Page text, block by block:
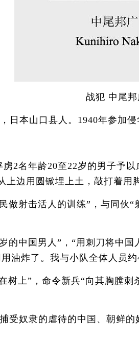
战犯 中尾邦
本山口县人。1940年参加侵
名年龄20至22岁的男子予以
边用圆锨埋上土，敲打着用
射击活人的训练”，与同伙
中国男人”，“用刺刀将中国
油炸了。我与小队全体人员约
上”，命令新兵“向其胸膛刺
奴隶的虐待的中国、朝鲜的